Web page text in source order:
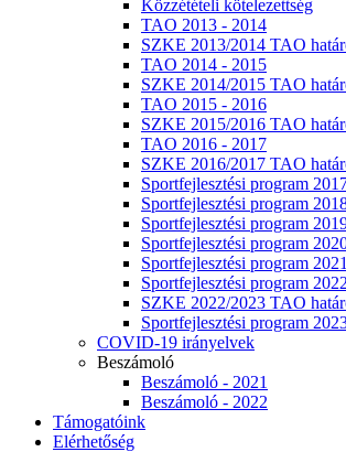
Közzétételi kötelezettség
TAO 2013 - 2014
SZKE 2013/2014 TAO
TAO 2014 - 2015
SZKE 2014/2015 TAO
TAO 2015 - 2016
SZKE 2015/2016 TAO
TAO 2016 - 2017
SZKE 2016/2017 TAO
Sportfejlesztési program
Sportfejlesztési program
Sportfejlesztési program
Sportfejlesztési program
Sportfejlesztési program 2021
Sportfejlesztési program
SZKE 2022/2023 TAO
Sportfejlesztési program
COVID-19 irányelvek
Beszámoló
Beszámoló - 2021
Beszámoló - 2022
Támogatóink
Elérhetőség